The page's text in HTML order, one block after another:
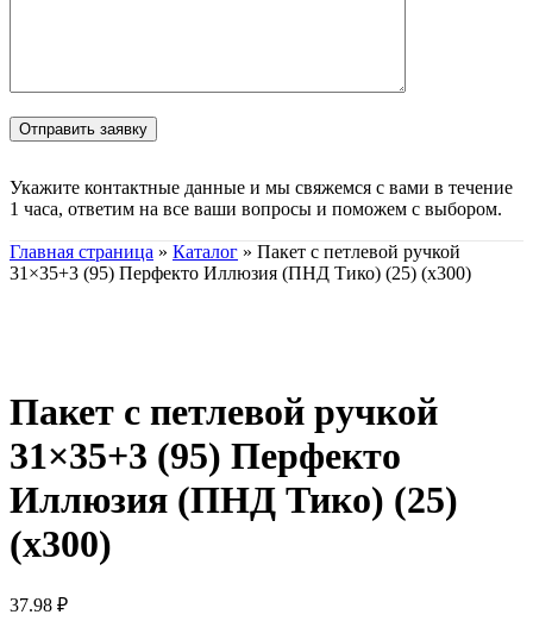
Укажите контактные данные и мы свяжемся с вами в течение
1 часа, ответим на все ваши вопросы и поможем с выбором.
Главная страница » Каталог » Пакет с петлевой ручкой
31×35+3 (95) Перфекто Иллюзия (ПНД Тико) (25) (х300)
Пакет с петлевой ручкой
31×35+3 (95) Перфекто
Иллюзия (ПНД Тико) (25)
(х300)
37.98 ₽